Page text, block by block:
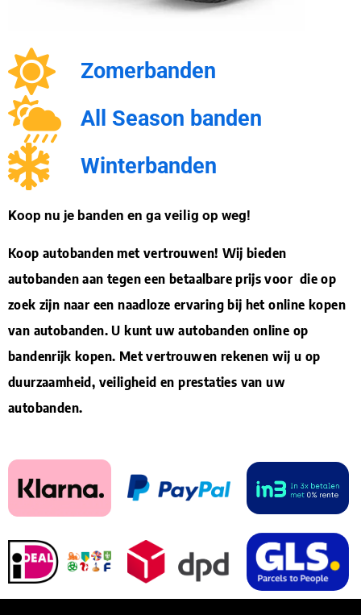
Zomerbanden
All Season banden
Winterbanden
Koop nu je banden en ga veilig op weg!
Koop autobanden met vertrouwen! Wij bieden
autobanden aan tegen een betaalbare prijs voor die op
zoek zijn naar een naadloze ervaring bij het online kopen
van autobanden. U kunt uw autobanden online op
bandenrijk kopen. Met vertrouwen rekenen wij u op
duurzaamheid, veiligheid en prestaties van uw
autobanden.